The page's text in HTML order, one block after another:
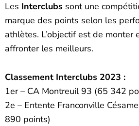
Les Interclubs sont une
marque des points selon les
athlètes. L’objectif est de monter
affronter les meilleurs.
Classement Interclubs 2023 :
1er – CA Montreuil 93 (65 342
2e – Entente Franconville
890 points)